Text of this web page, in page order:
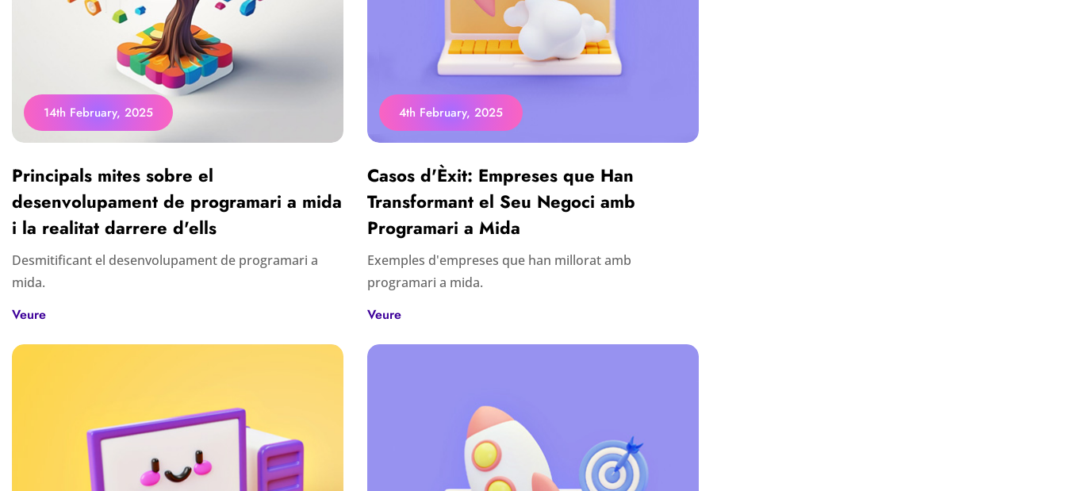
14th February, 2025
Principals mites sobre el
desenvolupament de programari a mida
i la realitat darrere d'ells
Desmitificant el desenvolupament de programari a
mida.
Veure
4th February, 2025
Casos d'Èxit: Empreses que Han
Transformant el Seu Negoci amb
Programari a Mida
Exemples d'empreses que han millorat amb
programari a mida.
Veure